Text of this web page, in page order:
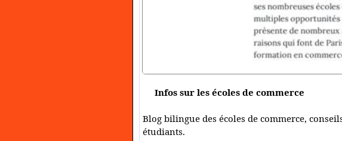
Infos sur les écoles de commerce
Blog bilingue des écoles de commerce,
étudiants.